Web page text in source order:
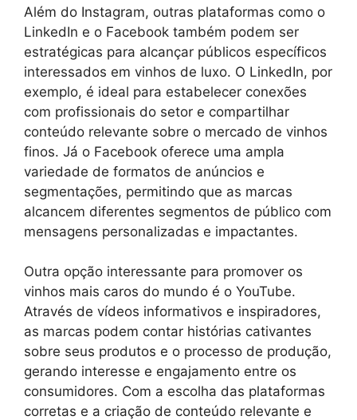
Além do Instagram, outras plataformas como o
LinkedIn e o Facebook também podem ser
estratégicas para alcançar públicos específicos
interessados em vinhos de luxo. O LinkedIn, por
exemplo, é ideal para estabelecer conexões
com profissionais do setor e compartilhar
conteúdo relevante sobre o mercado de vinhos
finos. Já o Facebook oferece uma ampla
variedade de formatos de anúncios e
segmentações, permitindo que as marcas
alcancem diferentes segmentos de público com
mensagens personalizadas e impactantes.
Outra opção interessante para promover os
vinhos mais caros do mundo é o YouTube.
Através de vídeos informativos e inspiradores,
as marcas podem contar histórias cativantes
sobre seus produtos e o processo de produção,
gerando interesse e engajamento entre os
consumidores. Com a escolha das plataformas
corretas e a criação de conteúdo relevante e